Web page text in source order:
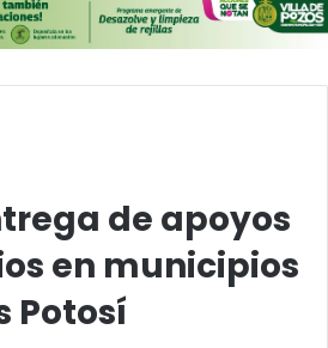
de apoyos
en municipios
Potosí